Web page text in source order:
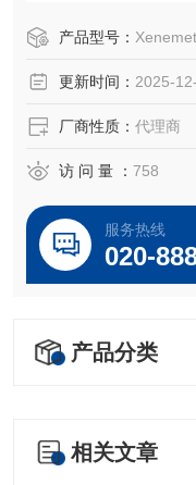
生产厂家。Chemplex
产品型号：
更新时间： 2025-
厂商性质： 代理商
访 问 量 ： 758
服务热线
020-
产品分类
相关文章